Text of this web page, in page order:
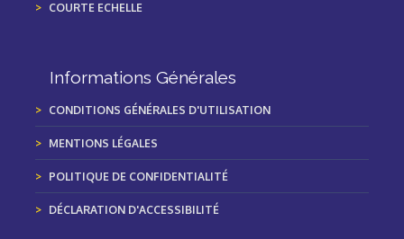
COURTE ECHELLE
Informations Générales
CONDITIONS GÉNÉRALES D'UTILISATION
MENTIONS LÉGALES
POLITIQUE DE CONFIDENTIALITÉ
DÉCLARATION D'ACCESSIBILITÉ